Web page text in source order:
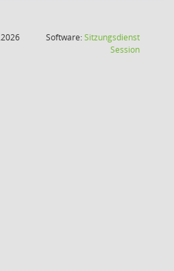
Software:Sitzungsdienst
Session(Wird in